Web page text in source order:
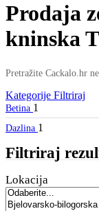
Prodaja
kninska
Pretražite Cackalo.hr
Kategorije Filtriraj
Betina 1
Dazlina 1
Filtriraj
Lokacija